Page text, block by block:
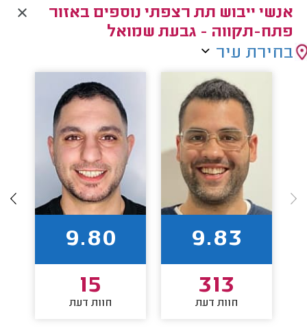
אנשי ייבוש תת רצפתי נוספים באזור
פתח-תקווה - גבעת שמואל
בחירת עיר
9.83
313
חוות דעת
9.80
15
חוות דעת